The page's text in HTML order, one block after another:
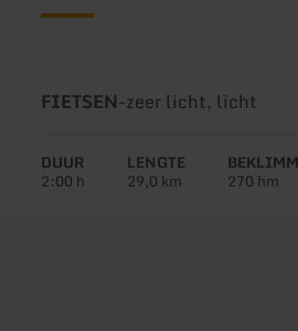
Soort
FIETSEN-Moeilijkheidsgraad:
zeer licht, licht
DUUR
2:00 h
LENGTE
29,0 km 270 hm